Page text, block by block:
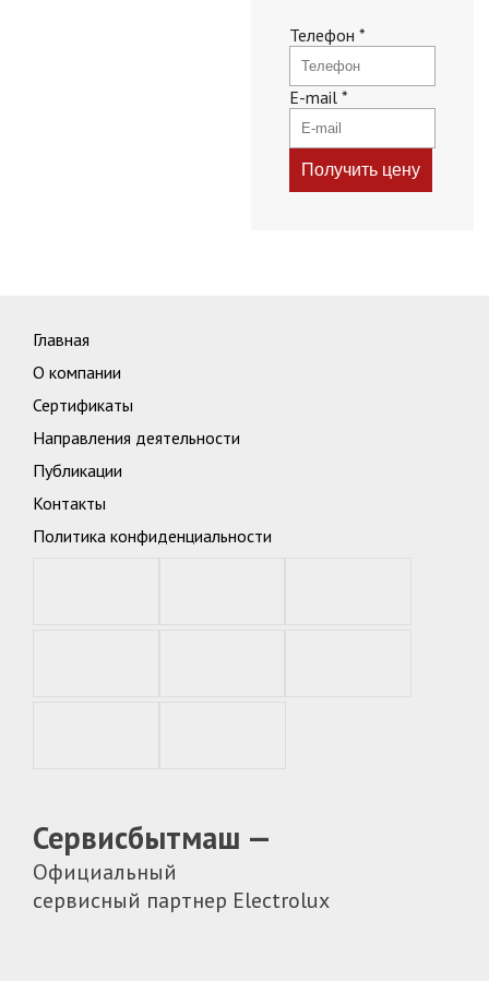
Телефон *
E-mail *
Главная
О компании
Сертификаты
Направления деятельности
Публикации
Контакты
Политика конфиденциальности
Сервисбытмаш —
Официальный
сервисный партнер Electrolux